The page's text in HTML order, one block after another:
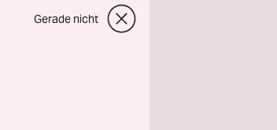
Gerade nicht